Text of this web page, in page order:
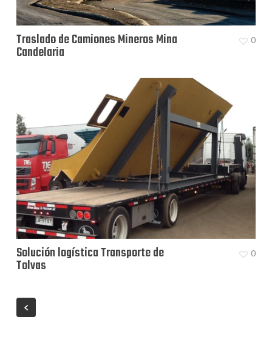
Traslado de Camiones Mineros Mina
Candelaria
0
Solución logística Transporte de
Tolvas
0